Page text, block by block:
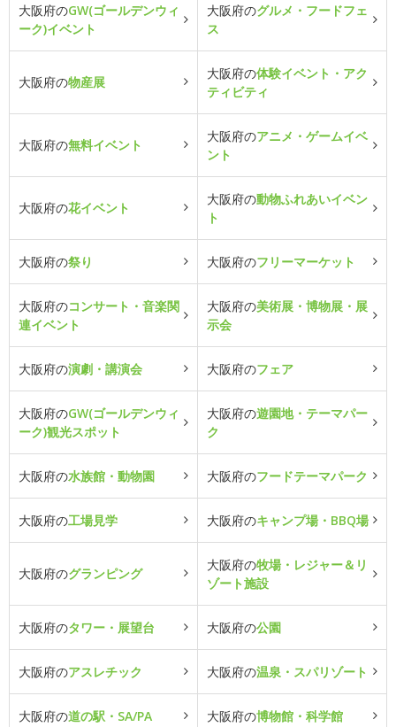
大阪府のGW(ゴールデンウィ
ーク)イベント
大阪府のグルメ・フードフェ
ス
大阪府の物産展
大阪府の体験イベント・アク
ティビティ
大阪府の無料イベント
大阪府のアニメ・ゲームイベ
ント
大阪府の花イベント
大阪府の動物ふれあいイベン
ト
大阪府の祭り 大阪府のフリーマーケット
大阪府のコンサート・音楽関
連イベント
大阪府の美術展・博物展・展
示会
大阪府の演劇・講演会 大阪府のフェア
大阪府のGW(ゴールデンウィ
ーク)観光スポット
大阪府の遊園地・テーマパー
ク
大阪府の水族館・動物園 大阪府のフードテーマパーク
大阪府の工場見学 大阪府のキャンプ場・BBQ場
大阪府のグランピング
大阪府の牧場・レジャー＆リ
ゾート施設
大阪府のタワー・展望台 大阪府の公園
大阪府のアスレチック 大阪府の温泉・スパリゾート
大阪府の道の駅・SA/PA 大阪府の博物館・科学館